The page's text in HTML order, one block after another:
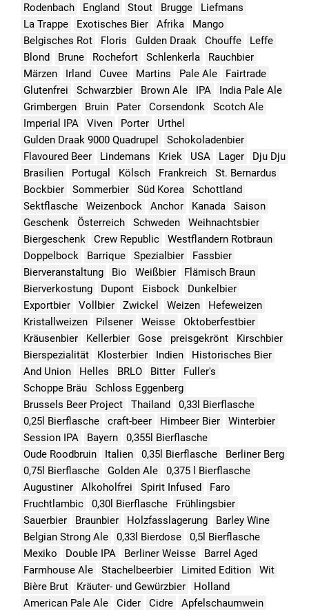
Rodenbach
England Stout Brugge
Liefmans
La Trappe
Exotisches Bier Afrika
Mango
Belgisches Rot
Floris Gulden Draak Chouffe
Leffe
Blond
Brune Rochefort Schlenkerla
Rauchbier
Märzen
Irland Cuvee Martins Pale Ale
Fairtrade
Glutenfrei
Schwarzbier Brown Ale IPA
India Pale Ale
Grimbergen
Bruin Pater Corsendonk
Scotch Ale
Imperial IPA
Viven Porter
Urthel
Gulden Draak 9000 Quadrupel
Schokoladenbier
Flavoured Beer
Lindemans Kriek USA Lager
Dju Dju
Brasilien
Portugal Kölsch Frankreich
St. Bernardus
Bockbier
Sommerbier Süd Korea
Schottland
Sektflasche
Weizenbock Anchor Kanada
Saison
Geschenk
Österreich Schweden
Weihnachtsbier
Biergeschenk
Crew Republic
Westflandern Rotbraun
Doppelbock
Barrique Spezialbier
Fassbier
Bierveranstaltung
Bio Weißbier
Flämisch Braun
Bierverkostung
Dupont Eisbock
Dunkelbier
Exportbier
Vollbier Zwickel Weizen
Hefeweizen
Kristallweizen
Pilsener Weisse
Oktoberfestbier
Kräusenbier
Kellerbier Gose preisgekrönt
Kirschbier
Bierspezialität
Klosterbier Indien
Historisches Bier
And Union
Helles BRLO Bitter
Fuller's
Schoppe Bräu
Schloss Eggenberg
Brussels Beer Project
Thailand
0,33l Bierflasche
0,25l Bierflasche
craft-beer Himbeer Bier
Winterbier
Session IPA
Bayern
0,355l Bierflasche
Oude Roodbruin
Italien 0,35l Bierflasche
Berliner Berg
0,75l Bierflasche
Golden Ale
0,375 l Bierflasche
Augustiner
Alkoholfrei Spirit Infused
Faro
Fruchtlambic
0,30l Bierflasche
Frühlingsbier
Sauerbier
Braunbier Holzfasslagerung
Barley Wine
Belgian Strong Ale
0,33l Bierdose
0,5l Bierflasche
Mexiko
Double IPA Berliner Weisse
Barrel Aged
Farmhouse Ale
Stachelbeerbier Limited Edition
Wit
Bière Brut
Kräuter- und Gewürzbier
Holland
American Pale Ale
Cider Cidre
Apfelschaumwein